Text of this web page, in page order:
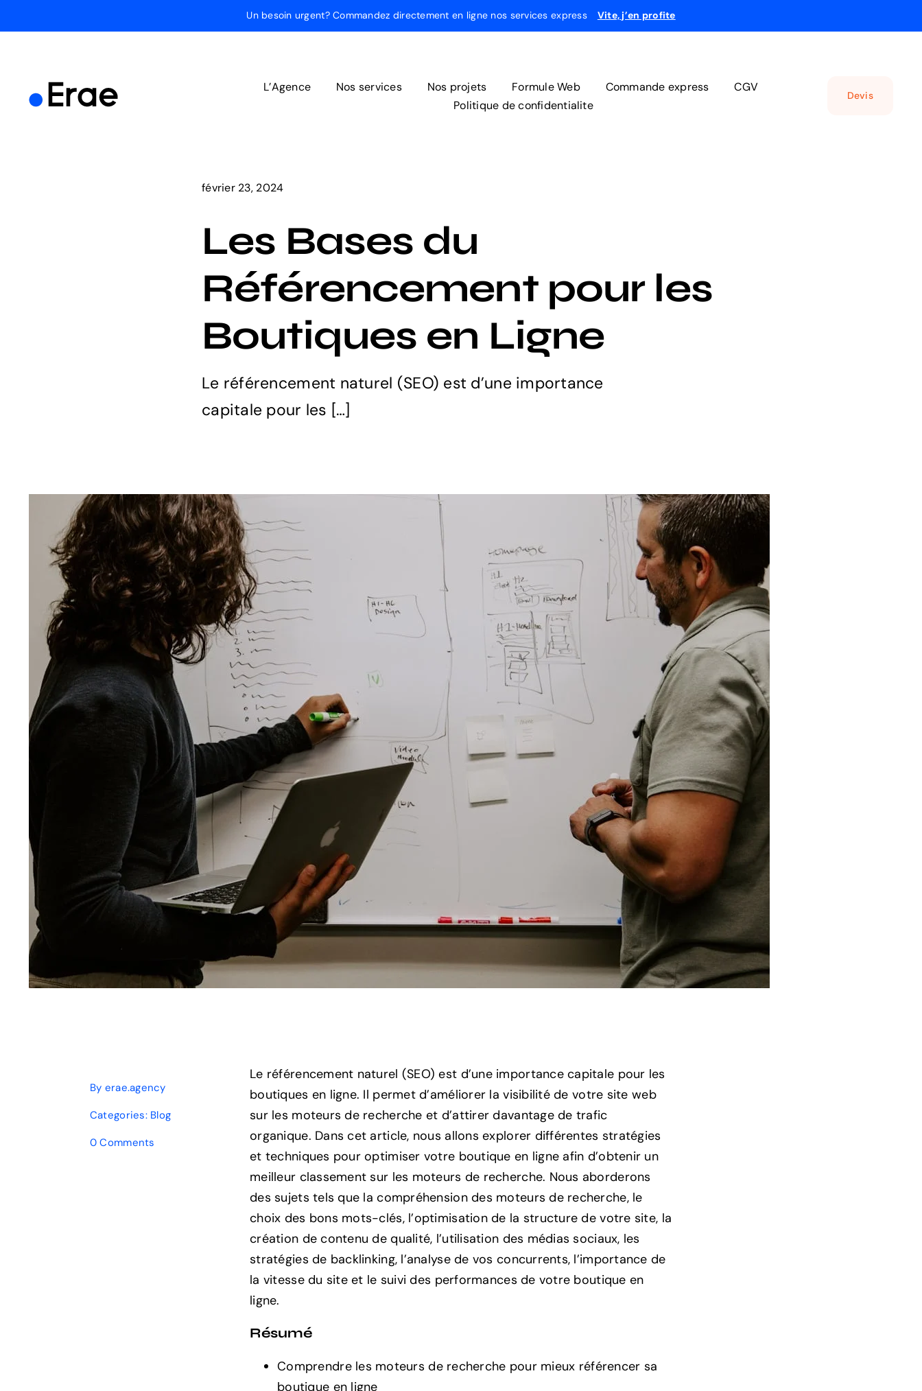
au
Un besoin urgent? Commandez directement en ligne nos services express Vite, j’en profite
L’Agence Nos services Nos projets Formule Web Commande express
CGV
Politique de confidentialite
Devis
février 23, 2024
Les Bases du
Référencement pour les
Boutiques en Ligne
Le référencement naturel (SEO) est d’une importance
capitale pour les […]
By erae.agency
Categories: Blog
0 Comments
Le référencement naturel (SEO) est d’une importance capitale pour les
boutiques en ligne. Il permet d’améliorer la visibilité de votre site web
sur les moteurs de recherche et d’attirer davantage de trafic
organique. Dans cet article, nous allons explorer différentes stratégies
et techniques pour optimiser votre boutique en ligne afin d’obtenir un
meilleur classement sur les moteurs de recherche. Nous aborderons
des sujets tels que la compréhension des moteurs de recherche, le
choix des bons mots-clés, l’optimisation de la structure de votre site, la
création de contenu de qualité, l’utilisation des médias sociaux, les
stratégies de backlinking, l’analyse de vos concurrents, l’importance de
la vitesse du site et le suivi des performances de votre boutique en
ligne.
Résumé
Comprendre les moteurs de recherche pour mieux référencer sa
boutique en ligne